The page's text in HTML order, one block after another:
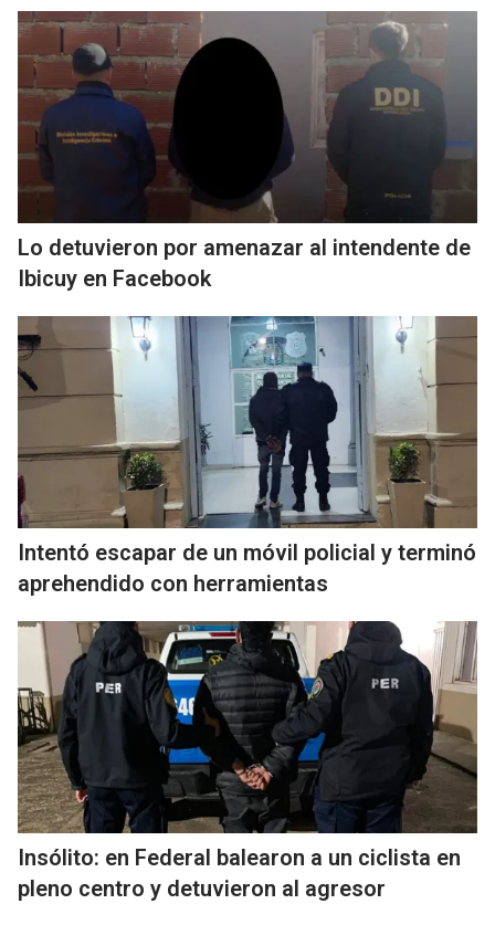
Lo detuvieron por amenazar al intendente de
Ibicuy en Facebook
Intentó escapar de un móvil policial y terminó
aprehendido con herramientas
Insólito: en Federal balearon a un ciclista en
pleno centro y detuvieron al agresor